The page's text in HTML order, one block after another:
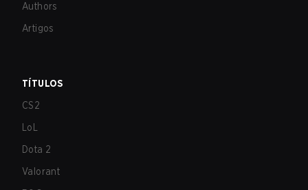
Authors
Artigos
TÍTULOS
CS2
LoL
Dota 2
Valorant